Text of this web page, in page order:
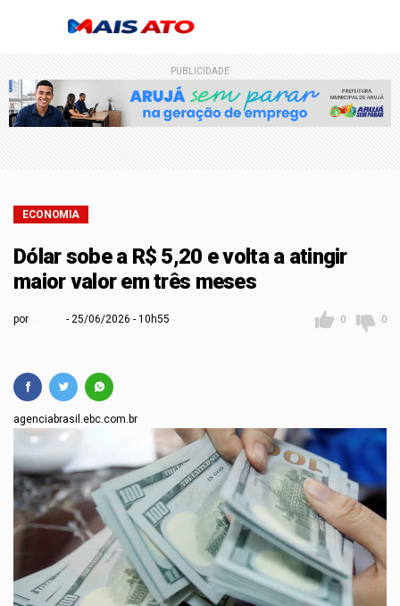
PUBLICIDADE
ECONOMIA
Dólar sobe a R$ 5,20 e volta a atingir
maior valor em três meses
por 25/06/2026 - 10h55 0 0
agenciabrasil.ebc.com.br